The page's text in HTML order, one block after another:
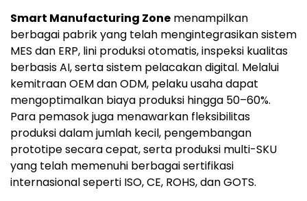
Smart Manufacturing Zone menampilkan
berbagai pabrik yang telah mengintegrasikan sistem
MES dan ERP, lini produksi otomatis, inspeksi kualitas
berbasis AI, serta sistem pelacakan digital. Melalui
kemitraan OEM dan ODM, pelaku usaha dapat
mengoptimalkan biaya produksi hingga 50–60%.
Para pemasok juga menawarkan fleksibilitas
produksi dalam jumlah kecil, pengembangan
prototipe secara cepat, serta produksi multi-SKU
yang telah memenuhi berbagai sertifikasi
internasional seperti ISO, CE, ROHS, dan GOTS.